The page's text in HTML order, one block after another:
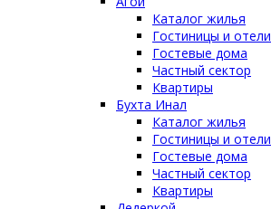
Каталог жилья
Гостиницы и отели
Гостевые дома
Частный сектор
Квартиры
Бухта Инал
Каталог жилья
Гостиницы и отели
Гостевые дома
Частный сектор
Квартиры